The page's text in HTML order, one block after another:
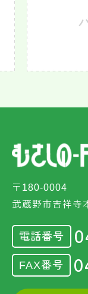
〒180-0004
武蔵野市吉祥寺
電話番号
FAX番号